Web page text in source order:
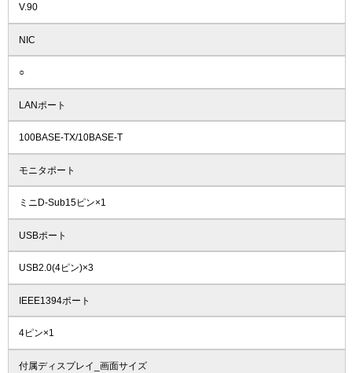
V.90
NIC
○
LANポート
100BASE-TX/10BASE-T
モニタポート
ミニD-Sub15ピン×1
USBポート
USB2.0(4ピン)×3
IEEE1394ポート
4ピン×1
付属ディスプレイ_画面サイズ